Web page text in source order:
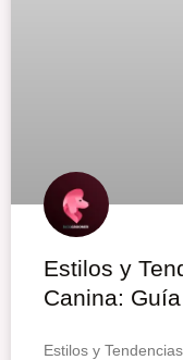
Estilos y
Canina:
Estilos y